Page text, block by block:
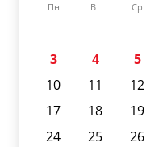
Пн Вт Ср
3
4 5
10
11 12
17
18 19
24
25 26